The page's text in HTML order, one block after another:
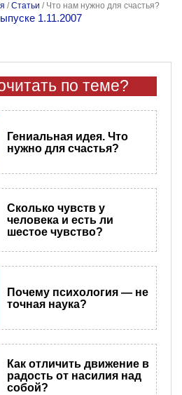
/Статьи / Что нам нужно для счастья?
1.11.2007
по теме?
Гениальная идея. Что
нужно для счастья?
Сколько чувств у
человека и есть ли
шестое чувство?
Почему психология — не
точная наука?
Как отличить движение в
радость от насилия над
собой?